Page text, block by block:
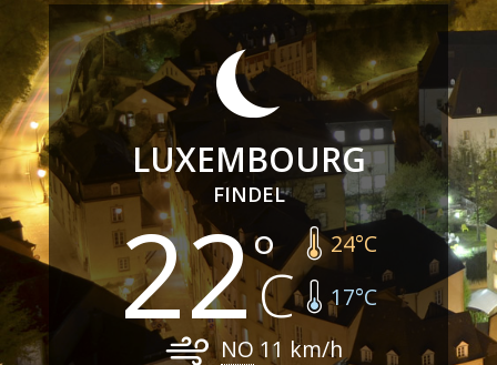
LUXEMBOURG
FINDEL
22 24°C
17°C
NO 11 km/h